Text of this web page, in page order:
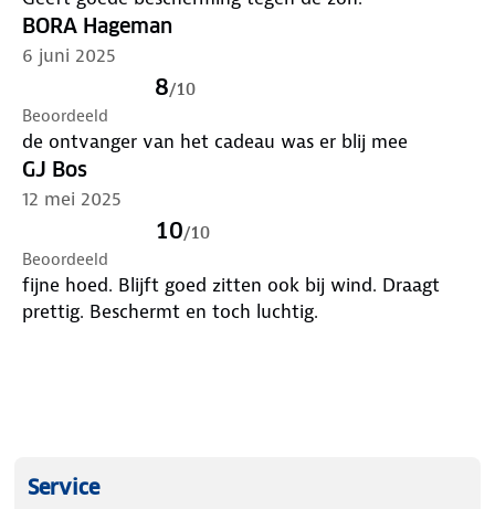
BORA Hageman
6 juni 2025
8/10
Beoordeeld
de ontvanger van het cadeau was er blij mee
GJ Bos
12 mei 2025
10/10
Beoordeeld
fijne hoed. Blijft goed zitten ook bij wind. Draagt
prettig. Beschermt en toch luchtig.
Service